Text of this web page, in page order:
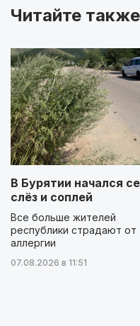
Читайте также
В Бурятии начался
слёз и соплей
Все больше жителей
республики страдают от
аллергии
07.08.2026 в 11:51